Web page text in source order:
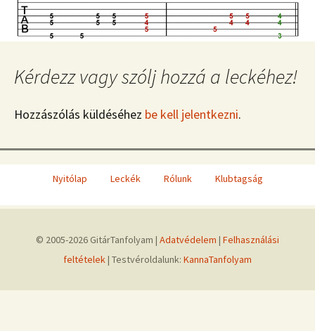
Kérdezz vagy szólj hozzá a leckéhez!
Hozzászólás küldéséhez be kell jelentkezni.
Nyitólap Leckék Rólunk Klubtagság
© 2005-2026 GitárTanfolyam | Adatvédelem | Felhasználási
feltételek| Testvéroldalunk: KannaTanfolyam